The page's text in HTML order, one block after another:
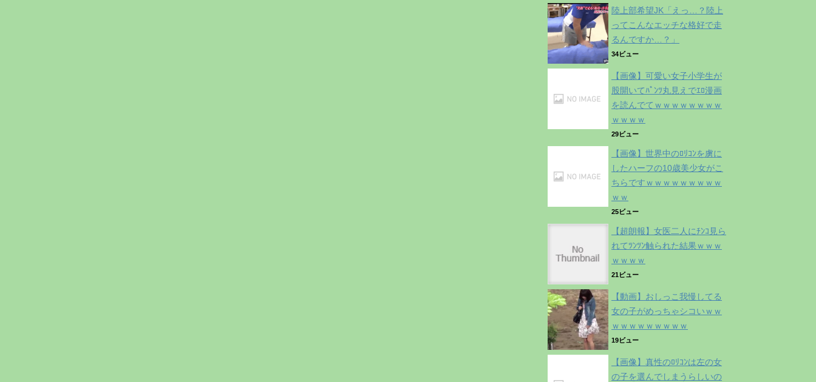
陸上部希望JK「えっ…？陸上
ってこんなエッチな格好で走
るんですか…？」
34ビュー
【画像】可愛い女子小学生が
股開いてﾊﾟﾝﾂ丸見えでｴﾛ漫画
を読んでてｗｗｗｗｗｗｗｗ
ｗｗｗｗ
29ビュー
【画像】世界中のﾛﾘｺﾝを虜に
したハーフの10歳美少女がこ
ちらですｗｗｗｗｗｗｗｗｗ
ｗｗ
25ビュー
【超朗報】女医二人にﾁﾝｺ見ら
れてﾂﾝﾂﾝ触られた結果ｗｗｗ
ｗｗｗｗ
21ビュー
【動画】おしっこ我慢してる
女の子がめっちゃシコいｗｗ
ｗｗｗｗｗｗｗｗｗ
19ビュー
【画像】真性のﾛﾘｺﾝは左の女
の子を選んでしまうらしいの